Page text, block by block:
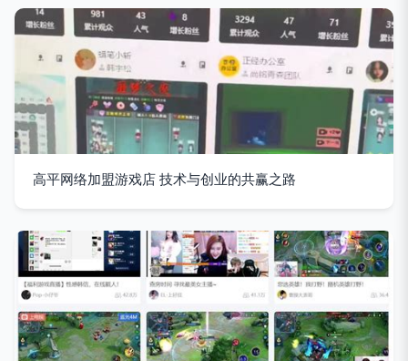
高平网络加盟游戏店 技术与创业的共赢之路